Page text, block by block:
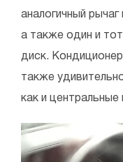
аналогичный
а также один и
диск.
также
как и центральные